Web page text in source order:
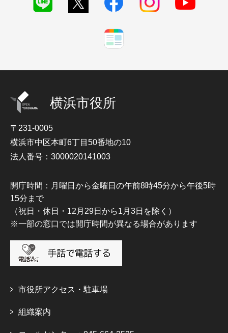
横浜市役所
〒231-0005
横浜市中区本町6丁目50番地の10
法人番号：3000020141003
開庁時間：月曜日から金曜日の午前8時45分から午後5時
15分まで
（祝日・休日・12月29日から1月3日を除く）
※一部の窓口では開庁時間が異なる場合があります
市役所アクセス・駐車場
組織案内